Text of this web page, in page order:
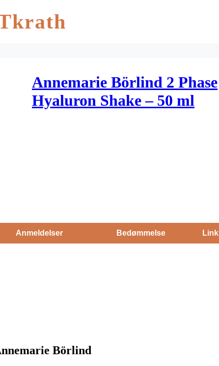
Annemarie Börlind 2 Phase
Hyaluron Shake – 50 ml
Anmeldelser Bedømmelse Link
Börlind